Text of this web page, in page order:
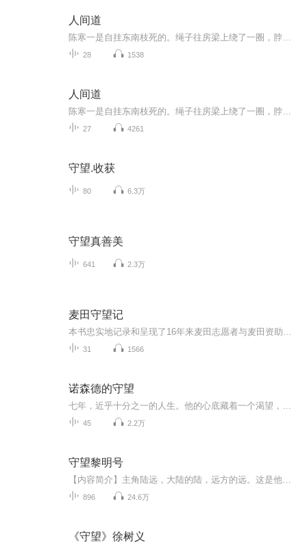
人间道
28 1538
人间道
27 4261
守望.收获
80 6.3万
守望真善美
641 2.3万
麦田守望记
31 1566
诺森德的守望
45 2.2万
守望黎明号
896 24.6万
《守望》徐树义